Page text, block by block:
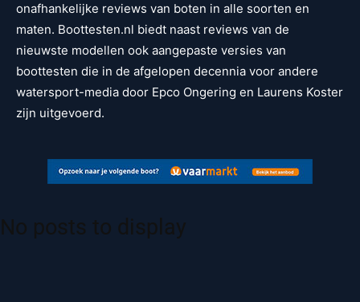
onafhankelijke reviews van boten in alle soorten en
maten. Boottesten.nl biedt naast reviews van de
nieuwste modellen ook aangepaste versies van
boottesten die in de afgelopen decennia voor andere
watersport-media door Epco Ongering en Laurens Koster
zijn uitgevoerd.
No posts to display